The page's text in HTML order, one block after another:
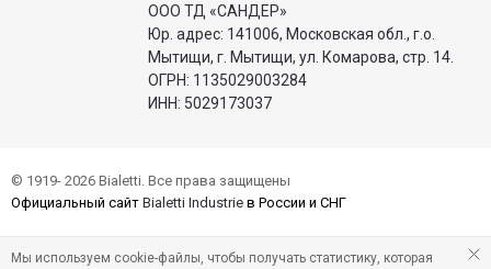
ООО ТД «САНДЕР»
Юр. адрес: 141006, Московская обл., г.о.
Мытищи, г. Мытищи, ул. Комарова, стр. 14.
ОГРН: 1135029003284
ИНН: 5029173037
© 1919- 2026 Bialetti. Все права защищены
Официальный сайт Bialetti Industrie в России и СНГ
Мы используем cookie-файлы, чтобы получать статистику, которая